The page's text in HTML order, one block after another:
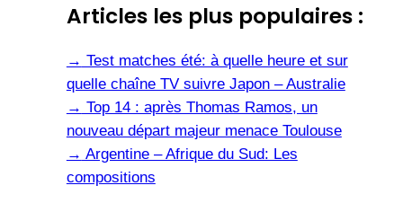
Articles les plus populaires :
→ Test matches été: à quelle heure et sur
quelle chaîne TV suivre Japon – Australie
→ Top 14 : après Thomas Ramos, un
nouveau départ majeur menace Toulouse
→ Argentine – Afrique du Sud: Les
compositions